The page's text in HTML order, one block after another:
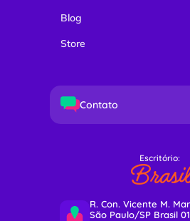
Blog
Store
Contato
Escritório:
Brasil
R. Con. Vicente M.
São Paulo/SP Brasil